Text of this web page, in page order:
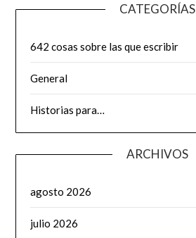
CATEGORÍAS
642 cosas sobre las que escribir
General
Historias para…
ARCHIVOS
agosto 2026
julio 2026